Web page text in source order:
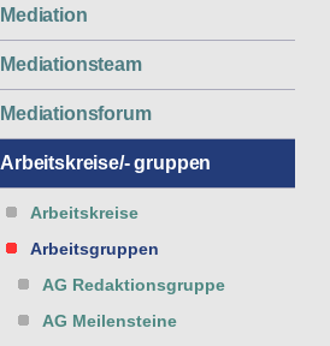
Mediation
Mediationsteam
Mediationsforum
Arbeitskreise/- gruppen
Arbeitskreise
Arbeitsgruppen
AG Redaktionsgruppe
AG Meilensteine